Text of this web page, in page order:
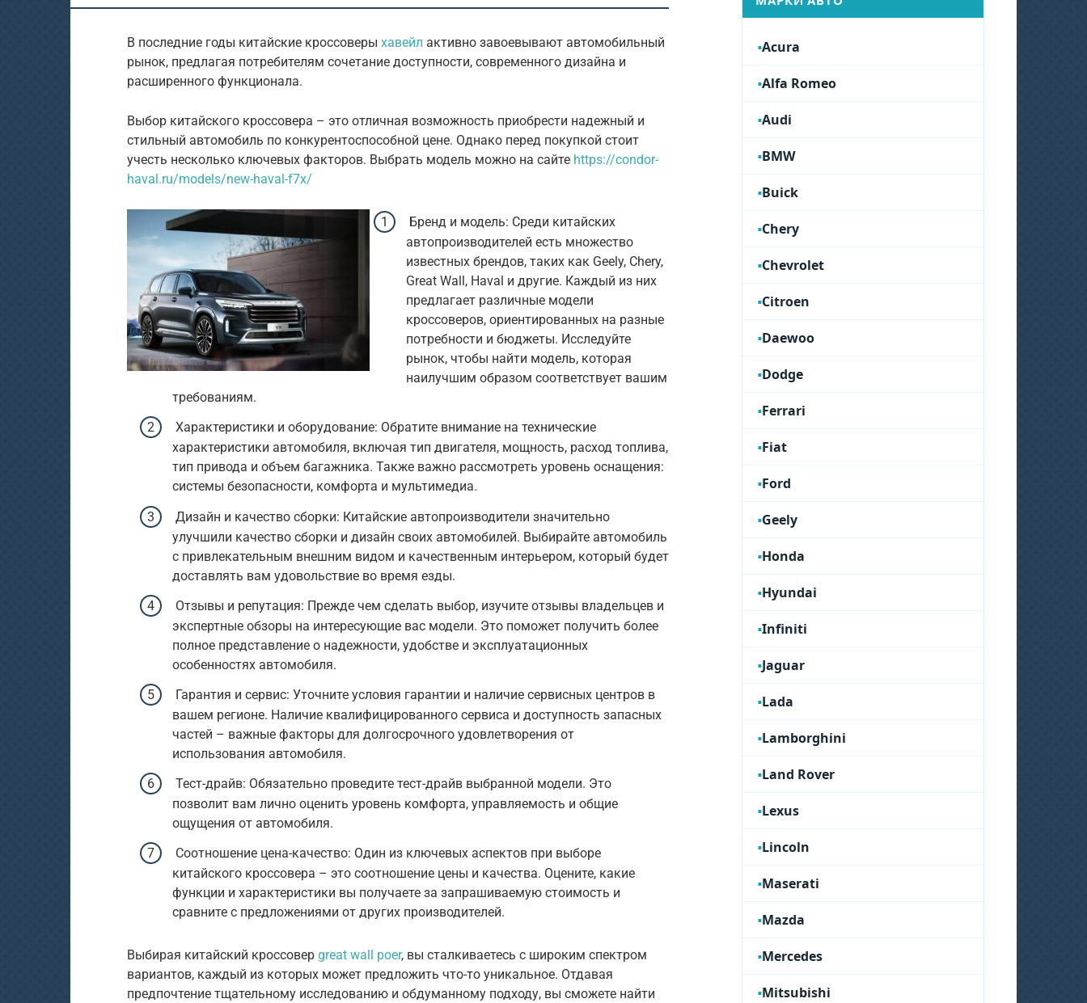
В последние годы китайские кроссоверы хавейл активно завоевывают автомобильный
рынок, предлагая потребителям сочетание доступности, современного дизайна и
расширенного функционала.
Выбор китайского кроссовера – это отличная возможность приобрести надежный и
стильный автомобиль по конкурентоспособной цене. Однако перед покупкой стоит
учесть несколько ключевых факторов. Выбрать модель можно на сайте https://condor-
haval.ru/models/new-haval-f7x/
Бренд и модель: Среди китайских
автопроизводителей есть множество
известных брендов, таких как Geely, Chery,
Great Wall, Haval и другие. Каждый из них
предлагает различные модели
кроссоверов, ориентированных на разные
потребности и бюджеты. Исследуйте
рынок, чтобы найти модель, которая
наилучшим образом соответствует вашим
требованиям.
Характеристики и оборудование: Обратите внимание на технические
характеристики автомобиля, включая тип двигателя, мощность, расход топлива,
тип привода и объем багажника. Также важно рассмотреть уровень оснащения:
системы безопасности, комфорта и мультимедиа.
Дизайн и качество сборки: Китайские автопроизводители значительно
улучшили качество сборки и дизайн своих автомобилей. Выбирайте автомобиль
с привлекательным внешним видом и качественным интерьером, который будет
доставлять вам удовольствие во время езды.
Отзывы и репутация: Прежде чем сделать выбор, изучите отзывы владельцев и
экспертные обзоры на интересующие вас модели. Это поможет получить более
полное представление о надежности, удобстве и эксплуатационных
особенностях автомобиля.
Гарантия и сервис: Уточните условия гарантии и наличие сервисных центров в
вашем регионе. Наличие квалифицированного сервиса и доступность запасных
частей – важные факторы для долгосрочного удовлетворения от
использования автомобиля.
Тест-драйв: Обязательно проведите тест-драйв выбранной модели. Это
позволит вам лично оценить уровень комфорта, управляемость и общие
ощущения от автомобиля.
Соотношение цена-качество: Один из ключевых аспектов при выборе
китайского кроссовера – это соотношение цены и качества. Оцените, какие
функции и характеристики вы получаете за запрашиваемую стоимость и
сравните с предложениями от других производителей.
Выбирая китайский кроссовер great wall poer, вы сталкиваетесь с широким спектром
вариантов, каждый из которых может предложить что-то уникальное. Отдавая
предпочтение тщательному исследованию и обдуманному подходу, вы сможете найти
Acura
Alfa Romeo
Audi
BMW
Buick
Chery
Chevrolet
Citroen
Daewoo
Dodge
Ferrari
Fiat
Ford
Geely
Honda
Hyundai
Infiniti
Jaguar
Lada
Lamborghini
Land Rover
Lexus
Lincoln
Maserati
Mazda
Mercedes
Mitsubishi